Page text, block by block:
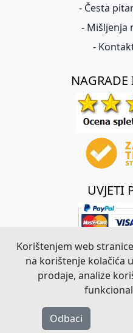
Korištenjem web
na korištenje kolačića
prodaje, analize
Odbaci
- Česta
- Mišljenja
-
NAGRADE
UVJETI